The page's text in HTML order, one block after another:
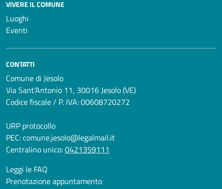
VIVERE IL COMUNE
Luoghi
Eventi
CONTATTI
Comune di Jesolo
Via Sant'Antonio 11, 30016 Jesolo (VE)
Codice fiscale / P. IVA: 00608720272
URP protocollo
PEC:comune.jesolo@legalmail.it
Centralino unico:0421359111
Leggi le FAQ
Prenotazione appuntamento